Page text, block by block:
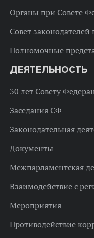
Органы при Совете
Совет
Полномочные
ДЕЯТЕЛЬНОСТЬ
30 лет Совету
Заседания СФ
Законодательная
Документы
Межпарламентская
Взаимодействие с
Мероприятия
Противодействие